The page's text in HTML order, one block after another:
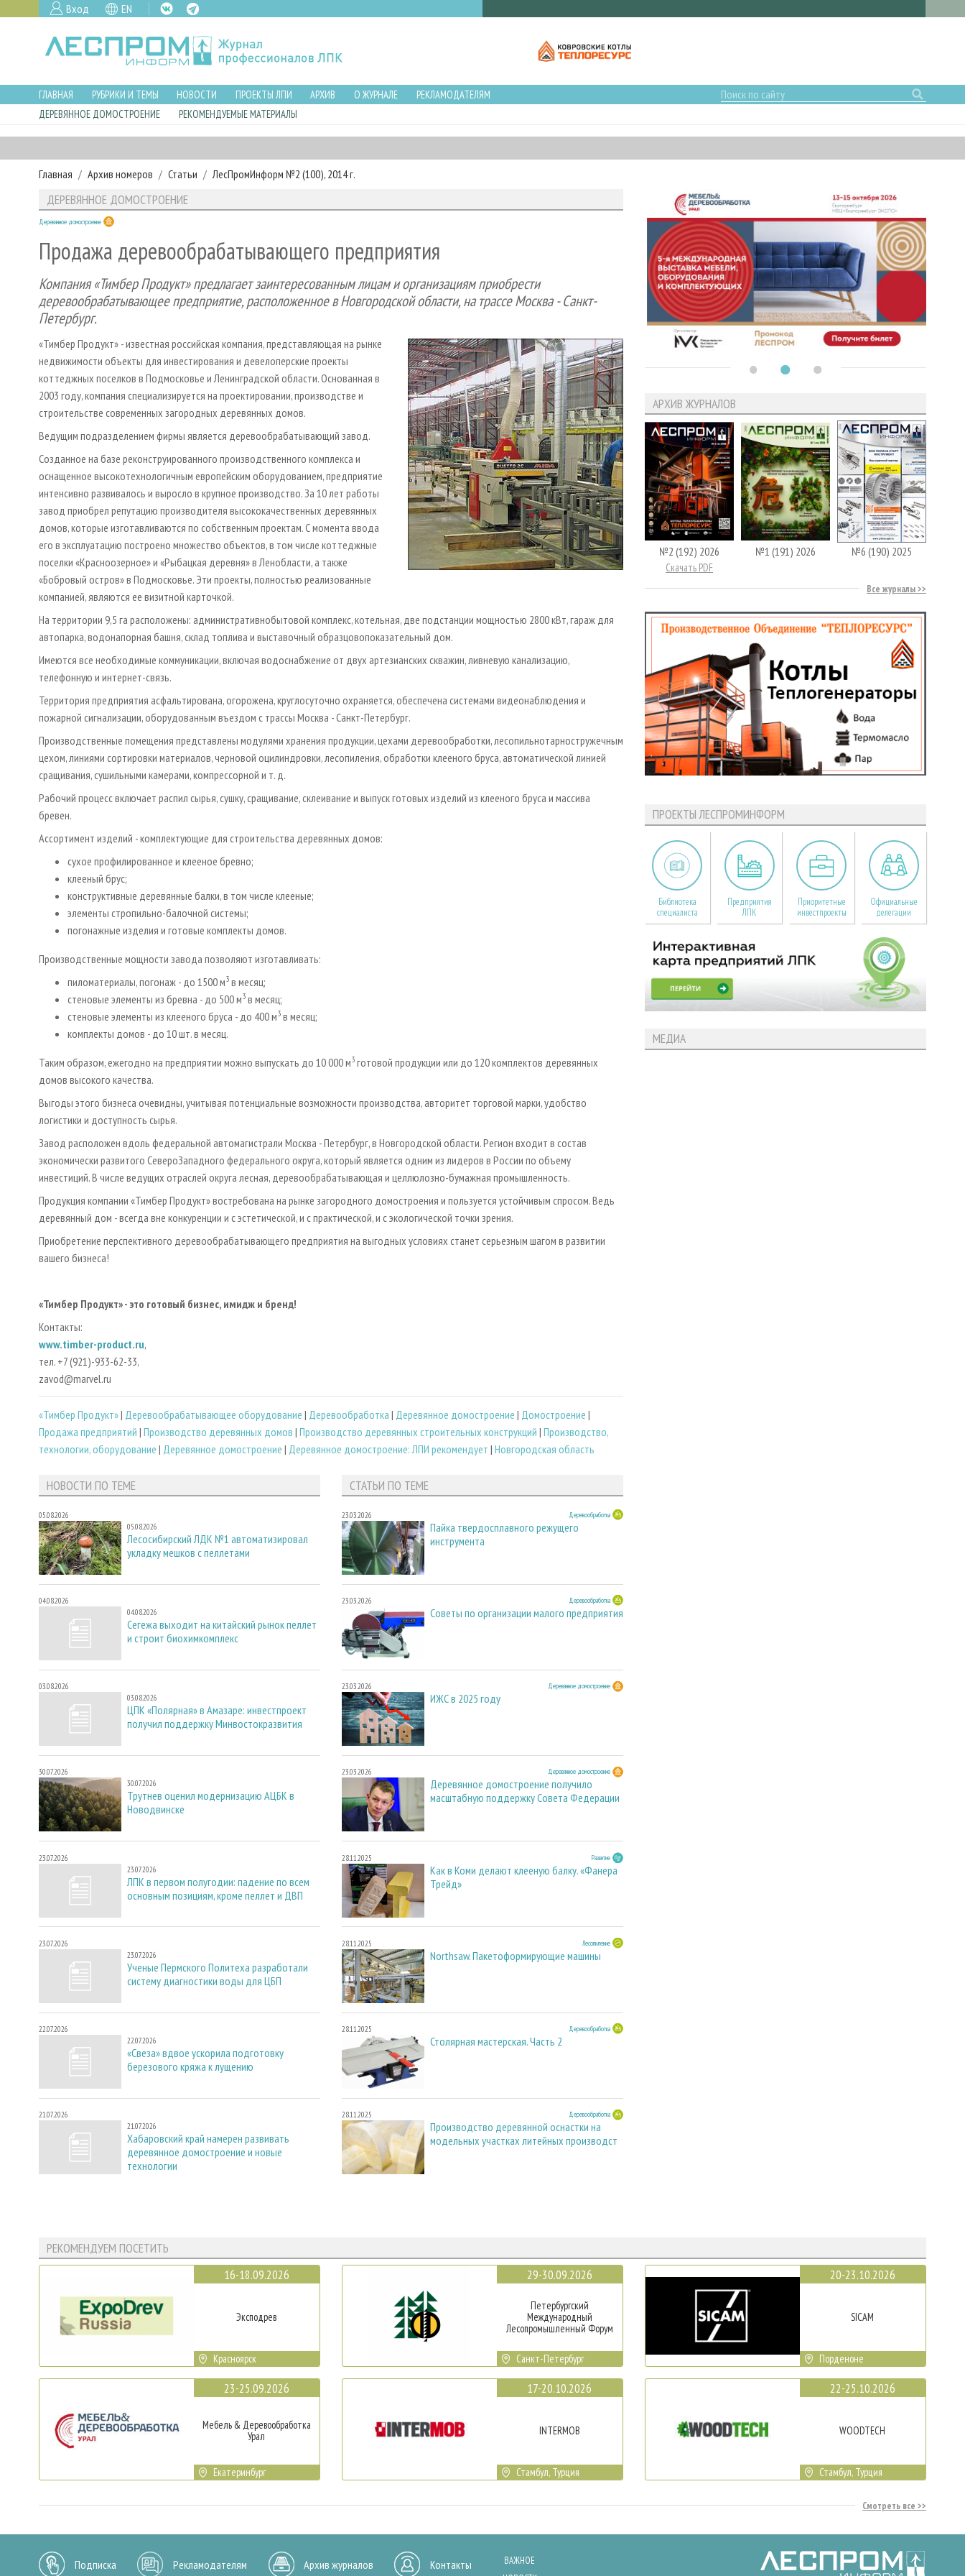
Вход EN
ГЛАВНАЯ РУБРИКИ И ТЕМЫ НОВОСТИ ПРОЕКТЫ ЛПИ АРХИВ О ЖУРНАЛЕ
РЕКЛАМОДАТЕЛЯМ
ДЕРЕВЯННОЕ ДОМОСТРОЕНИЕ
РЕКОМЕНДУЕМЫЕ МАТЕРИАЛЫ
Главная Архив номеров Статьи ЛесПромИнформ №2 (100), 2014 г.
ДЕРЕВЯННОЕ ДОМОСТРОЕНИЕ
Деревянное домостроение
Продажа деревообрабатывающего предприятия
Компания «Тимбер Продукт» предлагает заинтересованным лицам и организациям приобрести
деревообрабатывающее предприятие, расположенное в Новгородской области, на трассе Москва - Санкт-
Петербург.
«Тимбер Продукт» - известная российская компания, представляющая на рынке
недвижимости объекты для инвестирования и девелоперские проекты
коттеджных поселков в Подмосковье и Ленинградской области. Основанная в
2003 году, компания специализируется на проектировании, производстве и
строительстве современных загородных деревянных домов.
Ведущим подразделением фирмы является деревообрабатывающий завод.
Созданное на базе реконструированного производственного комплекса и
оснащенное высокотехнологичным европейским оборудованием, предприятие
интенсивно развивалось и выросло в крупное производство. За 10 лет работы
завод приобрел репутацию производителя высококачественных деревянных
домов, которые изготавливаются по собственным проектам. С момента ввода
его в эксплуатацию построено множество объектов, в том числе коттеджные
поселки «Красноозерное» и «Рыбацкая деревня» в Ленобласти, а также
«Бобровый остров» в Подмосковье. Эти проекты, полностью реализованные
компанией, являются ее визитной карточкой.
На территории 9,5 га расположены: административно­бытовой комплекс, котельная, две подстанции мощностью 2800 кВт, гараж для
автопарка, водонапорная башня, склад топлива и выставочный образцово­показательный дом.
Имеются все необходимые коммуникации, включая водоснабжение от двух артезианских скважин, ливневую канализацию,
телефонную и интернет-связь.
Территория предприятия асфальтирована, огорожена, круглосуточно охраняется, обеспечена системами видеонаблюдения и
пожарной сигнализации, оборудованным въездом с трассы Москва - Санкт-Петербург.
Производственные помещения представлены модулями хранения продукции, цехами деревообработки, лесопильно­тарно­стружечным
цехом, линиями сортировки материалов, черновой оцилиндровки, лесопиления, обработки клееного бруса, автоматической линией
сращивания, сушильными камерами, компрессорной и т. д.
Рабочий процесс включает распил сырья, сушку, сращивание, склеивание и выпуск готовых изделий из клееного бруса и массива
бревен.
Ассортимент изделий - комплектующие для строительства деревянных домов:
сухое профилированное и клееное бревно;
клееный брус;
конструктивные деревянные балки, в том числе клееные;
элементы стропильно-балочной системы;
погонажные изделия и готовые комплекты домов.
Производственные мощности завода позволяют изготавливать:
пиломатериалы, погонаж - до 1500 м3 в месяц;
стеновые элементы из бревна - до 500 м3 в месяц;
стеновые элементы из клееного бруса - до 400 м3 в месяц;
комплекты домов - до 10 шт. в месяц.
Таким образом, ежегодно на предприятии можно выпускать до 10 000 м3 готовой продукции или до 120 комплектов деревянных
домов высокого качества.
Выгоды этого бизнеса очевидны, учитывая потенциальные возможности производства, авторитет торговой марки, удобство
логистики и доступность сырья.
Завод расположен вдоль федеральной автомагистрали Москва - Петербург, в Новгородской области. Регион входит в состав
экономически развитого Северо­Западного федерального округа, который является одним из лидеров в России по объему
инвестиций. В числе ведущих отраслей округа лесная, деревообрабатывающая и целлюлозно-бумажная промышленность.
Продукция компании «Тимбер Продукт» востребована на рынке загородного домостроения и пользуется устойчивым спросом. Ведь
деревянный дом - всегда вне конкуренции и с эстетической, и с практической, и с экологической точки зрения.
Приобретение перспективного деревообрабатывающего предприятия на выгодных условиях станет серьезным шагом в развитии
вашего бизнеса!
«Тимбер Продукт» - это готовый бизнес, имидж и бренд!
Контакты:
www.timber-product.ru,
тел. +7 (921)-933-62-33,
zavod@marvel.ru
«Тимбер Продукт»| Деревообрабатывающее оборудование | Деревообработка | Деревянное домостроение | Домостроение |
Продажа предприятий | Производство деревянных домов | Производство деревянных строительных конструкций | Производство,
технологии, оборудование | Деревянное домостроение | Деревянное домостроение: ЛПИ рекомендует | Новгородская область
НОВОСТИ ПО ТЕМЕ
05.08.2026
05.08.2026
Лесосибирский ЛДК №1 автоматизировал
укладку мешков с пеллетами
04.08.2026
04.08.2026
Сегежа выходит на китайский рынок пеллет
и строит биохимкомплекс
03.08.2026
03.08.2026
ЦПК «Полярная» в Амазаре: инвестпроект
получил поддержку Минвостокразвития
30.07.2026
30.07.2026
Трутнев оценил модернизацию АЦБК в
Новодвинске
23.07.2026
23.07.2026
ЛПК в первом полугодии: падение по всем
основным позициям, кроме пеллет и ДВП
23.07.2026
23.07.2026
Ученые Пермского Политеха разработали
систему диагностики воды для ЦБП
22.07.2026
22.07.2026
«Свеза» вдвое ускорила подготовку
березового кряжа к лущению
21.07.2026
21.07.2026
Хабаровский край намерен развивать
деревянное домостроение и новые
технологии
СТАТЬИ ПО ТЕМЕ
23.03.2026 Деревообработка
Пайка твердосплавного режущего
инструмента
23.03.2026 Деревообработка
Советы по организации малого предприятия
23.03.2026 Деревянное домостроение
ИЖС в 2025 году
23.03.2026 Деревянное домостроение
Деревянное домостроение получило
масштабную поддержку Совета Федерации
28.11.2025 Развитие
Как в Коми делают клееную балку. «Фанера
Трейд»
28.11.2025 Лесопиление
Northsaw. Пакетоформирующие машины
28.11.2025 Деревообработка
Столярная мастерская. Часть 2
28.11.2025 Деревообработка
Производство деревянной оснастки на
модельных участках литейных производст
АРХИВ ЖУРНАЛОВ
№2 (192) 2026
Скачать PDF
№1 (191) 2026 №6 (190) 2025
Все журналы
ПРОЕКТЫ ЛЕСПРОМИНФОРМ
Библиотека
специалиста
Предприятия
ЛПК
Приоритетные
инвестпроекты
Официальные
делегации
МЕДИА
РЕКОМЕНДУЕМ ПОСЕТИТЬ
16-18.09.2026
Эксподрев
Красноярск
23-25.09.2026
Мебель & Деревообработка
Урал
Екатеринбург
29-30.09.2026
Петербургский
Международный
Лесопромышленный Форум
Санкт-Петербург
17-20.10.2026
INTERMOB
Стамбул, Турция
20-23.10.2026
SICAM
Порденоне
22-25.10.2026
WOODTECH
Стамбул, Турция
Смотреть все
Подписка Рекламодателям Архив журналов Контакты
ВАЖНОЕ